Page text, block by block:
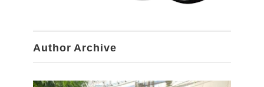
Author Archive